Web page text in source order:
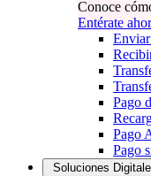
Conoce
Entérate
Enviar
Pago
Pago
Pago
Soluciones